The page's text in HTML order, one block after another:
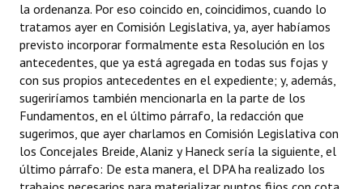
la ordenanza. Por eso coincido en, coincidimos, cuando lo
tratamos ayer en Comisión Legislativa, ya, ayer habíamos
previsto incorporar formalmente esta Resolución en los
antecedentes, que ya está agregada en todas sus fojas y
con sus propios antecedentes en el expediente; y, además,
sugeriríamos también mencionarla en la parte de los
Fundamentos, en el último párrafo, la redacción que
sugerimos, que ayer charlamos en Comisión Legislativa con
los Concejales Breide, Alaniz y Haneck sería la siguiente, el
último párrafo: De esta manera, el DPA ha realizado los